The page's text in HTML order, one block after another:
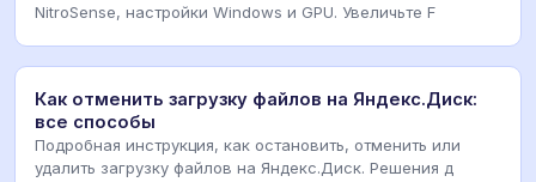
NitroSense, настройки Windows и GPU. Увеличьте F
Как отменить загрузку файлов на Яндекс.Диск:
все способы
Подробная инструкция, как остановить, отменить или
удалить загрузку файлов на Яндекс.Диск. Решения д